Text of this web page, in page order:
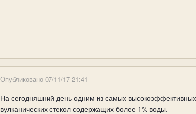
Опубликовано 07/11/17 21:41
На сегодняшний день одним из самых
вулканических стекол содержащих более 1% воды.